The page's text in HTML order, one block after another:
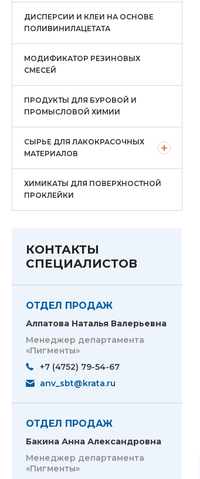
ДИСПЕРСИИ И КЛЕИ НА ОСНОВЕ
ПОЛИВИНИЛАЦЕТАТА
МОДИФИКАТОР РЕЗИНОВЫХ
СМЕСЕЙ
ПРОДУКТЫ ДЛЯ БУРОВОЙ И
ПРОМЫСЛОВОЙ ХИМИИ
СЫРЬЕ ДЛЯ ЛАКОКРАСОЧНЫХ
МАТЕРИАЛОВ
ХИМИКАТЫ ДЛЯ ПОВЕРХНОСТНОЙ
ПРОКЛЕЙКИ
КОНТАКТЫ
СПЕЦИАЛИСТОВ
ОТДЕЛ ПРОДАЖ
Алпатова Наталья Валерьевна
Менеджер департамента
«Пигменты»
+7 (4752) 79-54-67
anv_sbt@krata.ru
ОТДЕЛ ПРОДАЖ
Бакина Анна Александровна
Менеджер департамента
«Пигменты»